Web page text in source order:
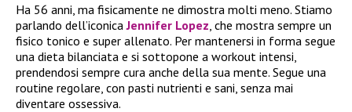
Ha 56 anni, ma fisicamente ne dimostra molti meno. Stiamo
parlando dell’iconicaJennifer Lopez , che mostra sempre un
fisico tonico e super allenato. Per mantenersi in forma segue
una dieta bilanciata e si sottopone a workout intensi,
prendendosi sempre cura anche della sua mente. Segue una
routine regolare, con pasti nutrienti e sani, senza mai
diventare ossessiva.